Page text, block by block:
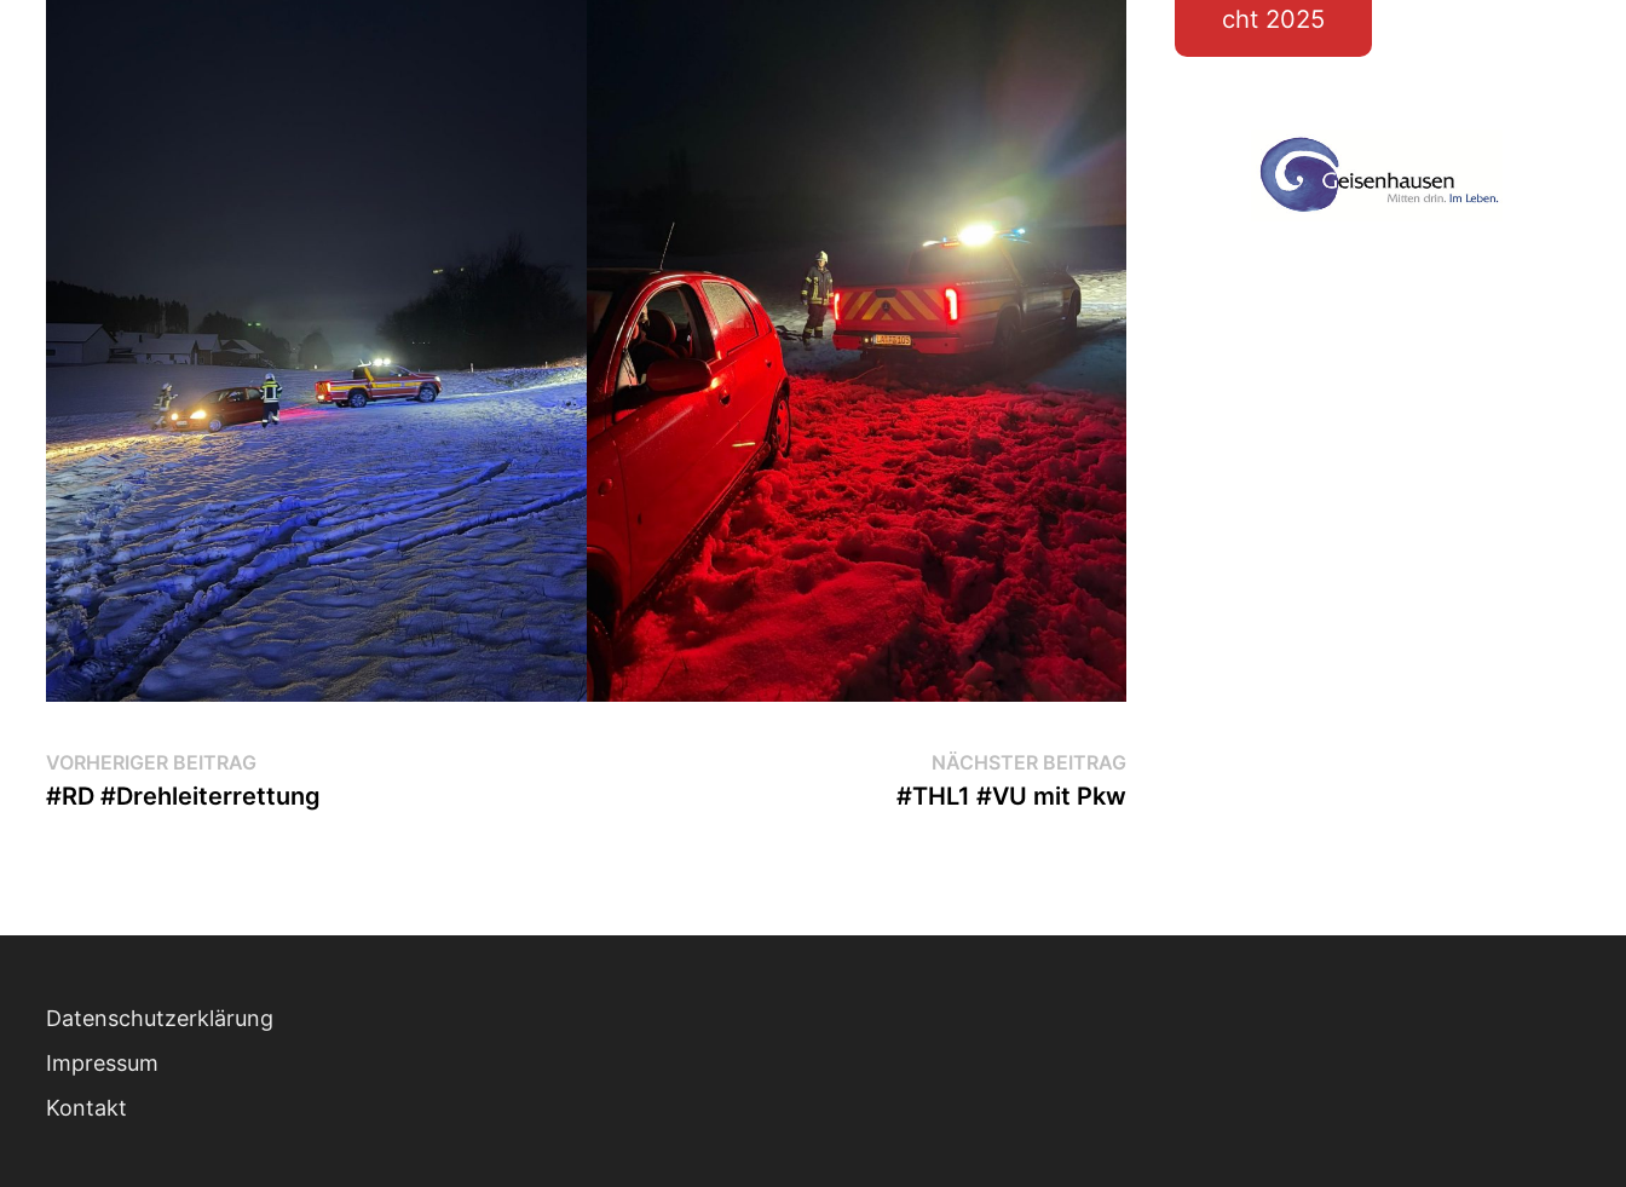
Beitragsnavigation
VORHERIGER BEITRAG
Beitrag:
#RD #Drehleiterrettung
NÄCHSTER BEITRAGNächster
Beitrag:
#THL1 #VU mit Pkw
cht 2025
Datenschutzerklärung
Impressum
Kontakt